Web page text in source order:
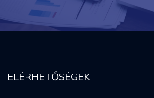
ELÉRHETŐSÉGEK